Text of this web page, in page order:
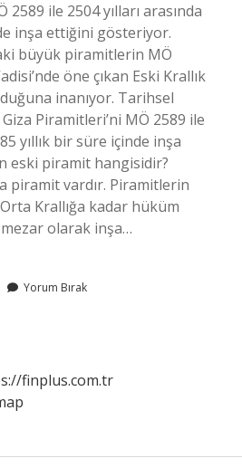
2589 ile 2504 yılları arasında
inşa ettiğini gösteriyor.
büyük piramitlerin MÖ
öne çıkan Eski Krallık
inanıyor. Tarihsel
Giza Piramitleri’ni MÖ 2589 ile
yıllık bir süre içinde inşa
eski piramit hangisidir?
piramit vardır. Piramitlerin
Krallığa kadar hüküm
olarak inşa…
Yorum Bırak
finplus.com.tr